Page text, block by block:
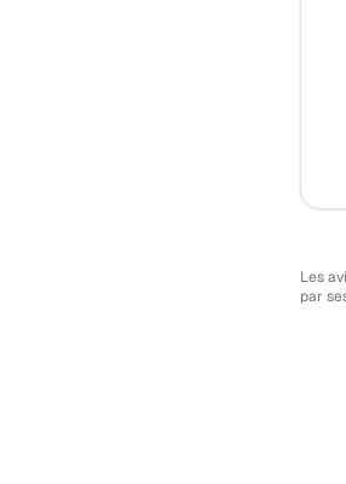
Les
par